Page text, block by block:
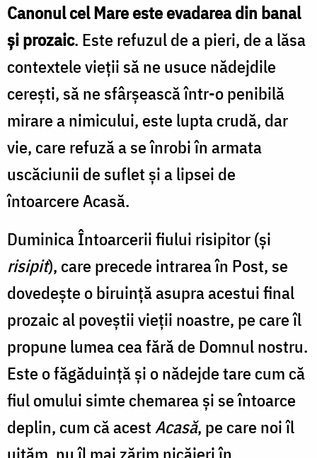
Canonul cel Mare este evadarea din banal
și prozaic. Este refuzul de a pieri, de a lăsa
contextele vieții să ne usuce nădejdile
cerești, să ne sfârșească într-o penibilă
mirare a nimicului, este lupta crudă, dar
vie, care refuză a se înrobi în armata
uscăciunii de suflet și a lipsei de
întoarcere Acasă.
Duminica Întoarcerii fiului risipitor (și
risipit), care precede intrarea în Post, se
dovedește o biruință asupra acestui final
prozaic al poveștii vieții noastre, pe care îl
propune lumea cea fără de Domnul nostru.
Este o făgăduință și o nădejde tare cum că
fiul omului simte chemarea și se întoarce
deplin, cum că acestAcasă, pe care noi îl